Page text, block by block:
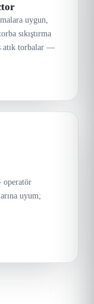
uygun,
sıkıştırma
atık torbalar —
uyum;